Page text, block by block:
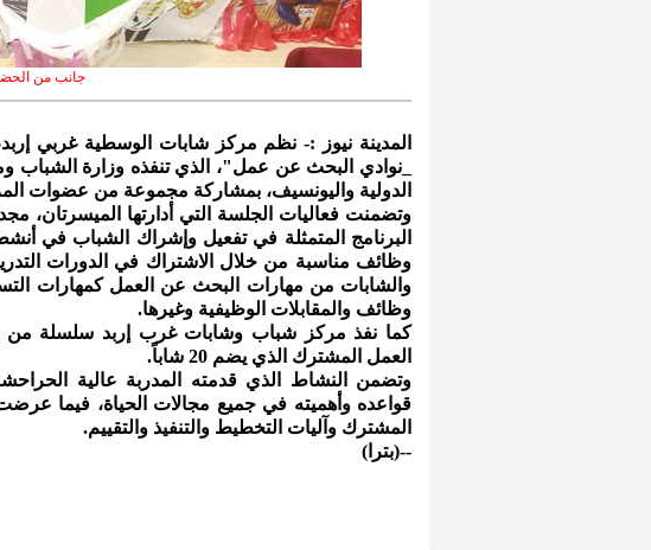
جانب من
المدينة نيوز :- نظم مركز شابات الوسطية غربي
_نوادي البحث عن عمل"، الذي تنفذه وزارة الشباب
الدولية واليونسيف، بمشاركة مجموعة من عضوات
وتضمنت فعاليات الجلسة التي أدارتها الميسرتان،
البرنامج المتمثلة في تفعيل وإشراك الشباب في
وظائف مناسبة من خلال الاشتراك في الدورات
والشابات من مهارات البحث عن العمل كمهارات
وظائف والمقابلات الوظيفية وغيرها.
كما نفذ مركز شباب وشابات غرب إربد سلسلة من
العمل المشترك الذي يضم 20 شاباً.
وتضمن النشاط الذي قدمته المدربة عالية
قواعده وأهميته في جميع مجالات الحياة، فيما عرضت
المشترك وآليات التخطيط والتنفيذ والتقييم.
--(بترا)